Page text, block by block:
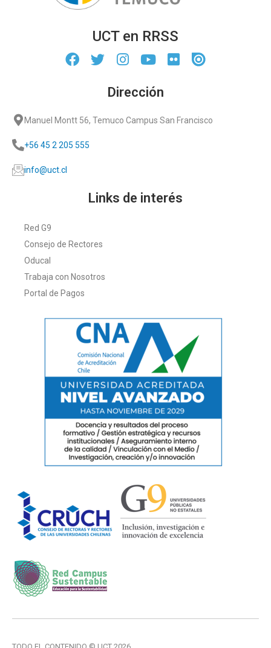
UCT en RRSS
Dirección
Manuel Montt 56, Temuco Campus San Francisco
+56 45 2 205 555
info@uct.cl
Links de interés
Red G9
Consejo de Rectores
Oducal
Trabaja con Nosotros
Portal de Pagos